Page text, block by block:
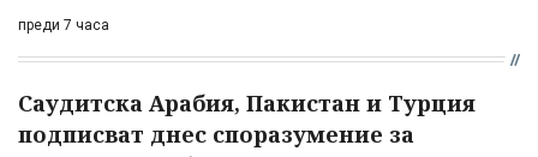
преди 7 часа
Саудитска Арабия, Пакистан и Турция
подписват днес споразумение за